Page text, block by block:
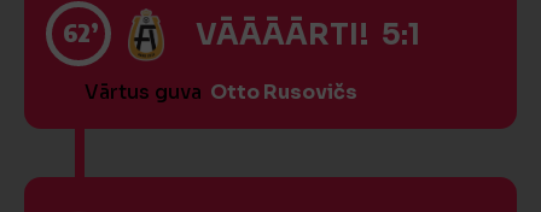
62’ VĀĀĀĀRTI! 5:1
Vārtus guva Otto Rusovičs